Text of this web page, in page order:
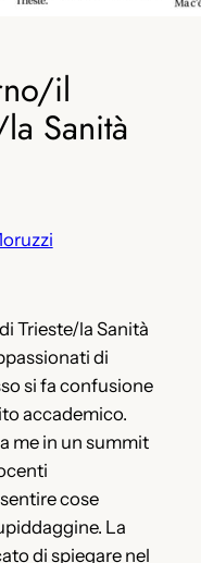
il
Sanità
Trieste/la Sanità
di
si fa confusione
accademico.
me in un summit
cose
La
di spiegare nel